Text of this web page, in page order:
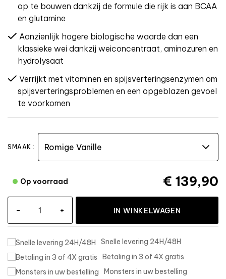
op te bouwen dankzij de formule die rijk is aan BCAA
en glutamine
Aanzienlijk hogere biologische waarde dan een
klassieke wei dankzij weiconcentraat, aminozuren en
hydrolysaat
Verrijkt met vitaminen en spijsverteringsenzymen om
spijsverteringsproblemen en een opgeblazen gevoel
te voorkomen
SMAAK :
€ 139,90
Op voorraad
- + IN WINKELWAGEN
Snelle levering 24H/48H
Betaling in 3 of 4X gratis
Monsters in uw bestelling